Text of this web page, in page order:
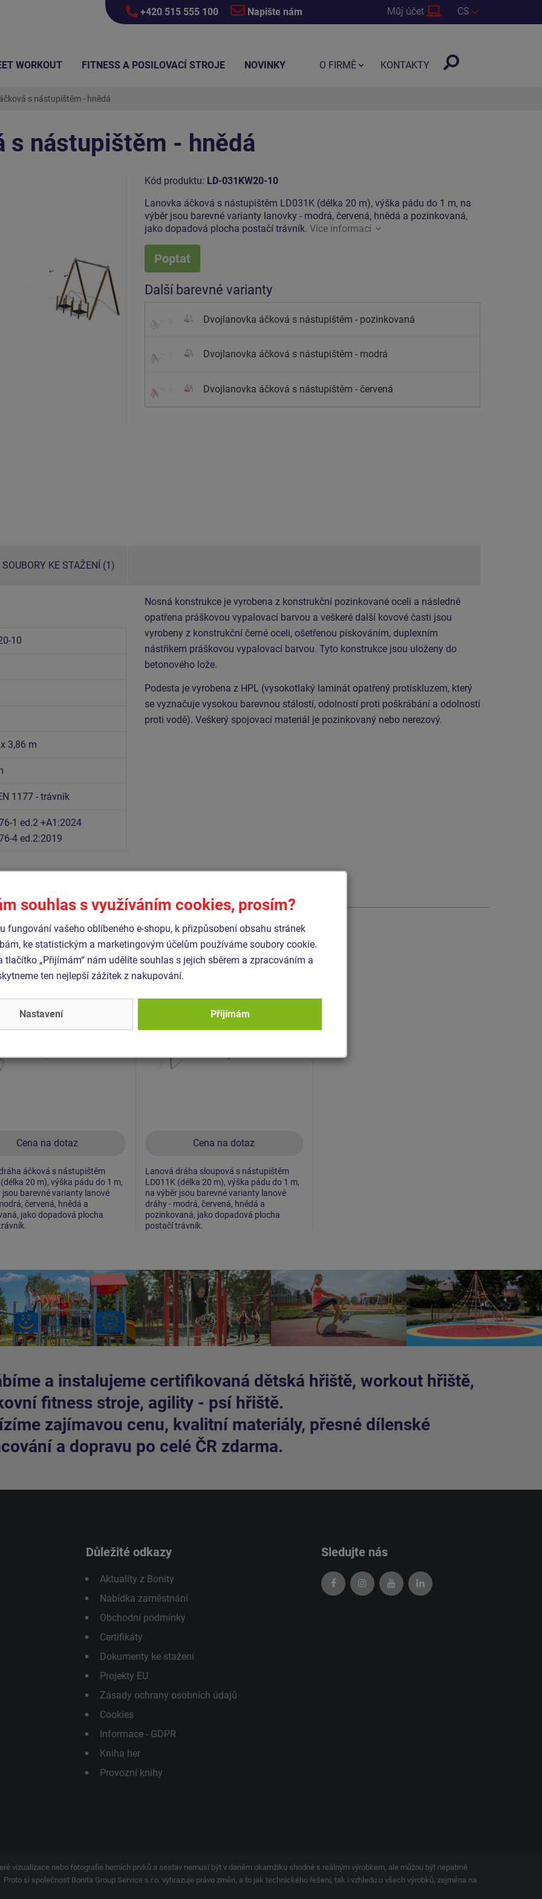
+420 515 555 100 Napište nám Můj účet CS
s nástupištěm - hnědá
s nástupištěm - hnědá
Kód produktu: LD-031KW20-10
Lanovka áčková s nástupištěm LD031K (délka 20 m), výška pádu do 1 m, na
výběr jsou barevné varianty lanovky - modrá, červená, hnědá a pozinkovaná,
jako dopadová plocha postačí trávník. Více informací
Poptat
Další barevné varianty
Dvojlanovka áčková s nástupištěm - pozinkovaná
Dvojlanovka áčková s nástupištěm - modrá
Dvojlanovka áčková s nástupištěm - červená
SOUBORY KE STAŽENÍ (1)
10
3,86 m
1177 - trávník
1 ed.2 +A1:2024
4 ed.2:2019
Nosná konstrukce je vyrobena z konstrukční pozinkované oceli a následně
opatřena práškovou vypalovací barvou a veškeré další kovové časti jsou
vyrobeny z konstrukční černé oceli, ošetřenou pískováním, duplexním
nástřikem práškovou vypalovací barvou. Tyto konstrukce jsou uloženy do
betonového lože.
Podesta je vyrobena z HPL (vysokotlaký laminát opatřený protiskluzem, který
se vyznačuje vysokou barevnou stálostí, odolností proti poškrábání a odolností
proti vodě). Veškerý spojovací materiál je pozinkovaný nebo nerezový.
Podobnézboží
021K20-10
dráha áčková s
- celokovová
Cena na dotaz
áčková s nástupištěm
20 m), výška pádu do 1 m,
jsou barevné varianty lanové
červená, hnědá a
jako dopadová plocha
Produkt - LD-011K20-10
Lanová dráha sloupová s
nástupištěm - celokovová
Cena na dotaz
Lanová dráha sloupová s nástupištěm
LD011K (délka 20 m), výška pádu do 1 m,
na výběr jsou barevné varianty lanové
dráhy - modrá, červená, hnědá a
pozinkovaná, jako dopadová plocha
postačí trávník.
a instalujeme certifikovaná dětská hřiště, workout hřiště,
fitness stroje, agility - psí hřiště.
zajímavou cenu, kvalitní materiály, přesné dílenské
a dopravu po celé ČR zdarma.
Důležité odkazy
Aktuality z Bonity
Nabídka zaměstnání
Obchodní podmínky
Certifikáty
Dokumenty ke stažení
Projekty EU
Zásady ochrany osobních údajů
Cookies
Informace - GDPR
Kniha her
Provozní knihy
Sledujte nás
vizualizace nebo fotografie herních prvků a sestav nemusí být v daném okamžiku shodné s reálným výrobkem, ale můžou být nepatrně
si společnost Bonita Group Service s.r.o. vyhrazuje právo změn, a to jak technického řešení, tak i vzhledu u všech výrobků, zejména na
WORKOUT FITNESS A POSILOVACÍ STROJE NOVINKY O FIRMĚ KONTAKTY
souhlas s využíváním cookies, prosím?
fungování vašeho oblíbeného e-shopu, k přizpůsobení obsahu stránek
ke statistickým a marketingovým účelům používáme soubory cookie.
tlačítko „Přijímám“ nám udělíte souhlas s jejich sběrem a zpracováním a
ten nejlepší zážitek z nakupování.
Nastavení Přijímám